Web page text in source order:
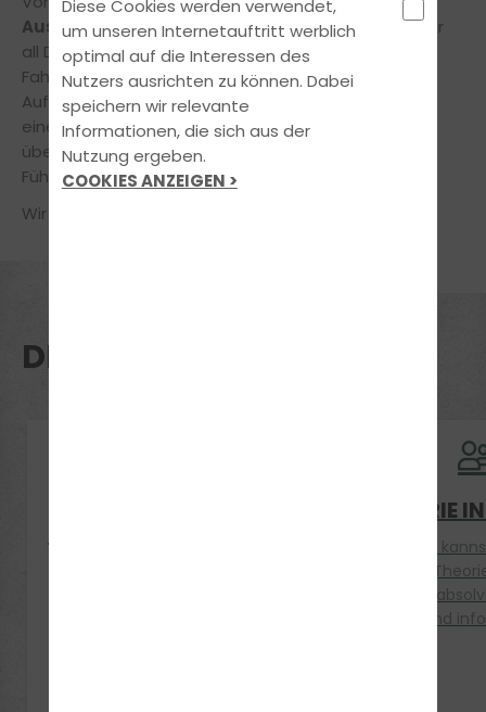
Ausbildungsnachweisausstellen lassen, damit wir
all Deine bisher abgeleisteten Theorie- und
Fahrstunden anrechnen können. Nach geringem
Aufwand kannst Du schon bald Deine Ausbildung zu
einemfairen Preis bei uns fortsetzen. Du wirst
überrascht sein, wieviel
Führerscheinausbildung haben kann.
Wir freuen uns auf Dich!
DEINE VORTEILE
THEORIE
Bei uns
gesamte
7 Tagen
vorbei und
Diese Cookies werden verwendet,
um unseren Internetauftritt werblich
optimal auf die Interessen des
Nutzers ausrichten zu können. Dabei
speichern wir relevante
Informationen, die sich aus der
Nutzung ergeben.
COOKIES ANZEIGEN >